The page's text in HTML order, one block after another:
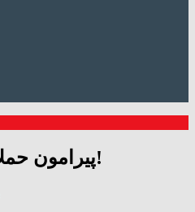
پیرامون حملات اسراییل به ایران!